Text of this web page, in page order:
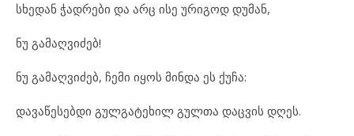
სხედან ჭადრები და არც ისე ურიგოდ დუმან,
ნუ გამაღვიძებ!
ნუ გამაღვიძებ, ჩემი იყოს მინდა ეს ქუჩა:
დავაწესებდი გულგატეხილ გულთა დაცვის დღეს.